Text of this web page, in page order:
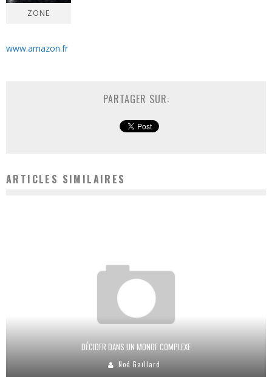
ZONE
www.amazon.fr
PARTAGER SUR:
ARTICLES SIMILAIRES
DÉCIDER DANS UN MONDE COMPLEXE
Noé Gaillard